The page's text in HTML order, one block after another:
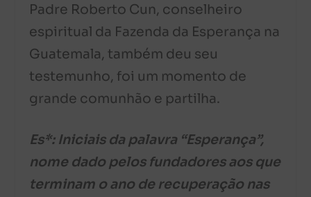
Padre Roberto Cun, conselheiro
espiritual da Fazenda da Esperança na
Guatemala, também deu seu
testemunho, foi um momento de
grande comunhão e partilha.
Es*: Iniciais da palavra “Esperança”,
nome dado pelos fundadores aos que
terminam o ano de recuperação nas